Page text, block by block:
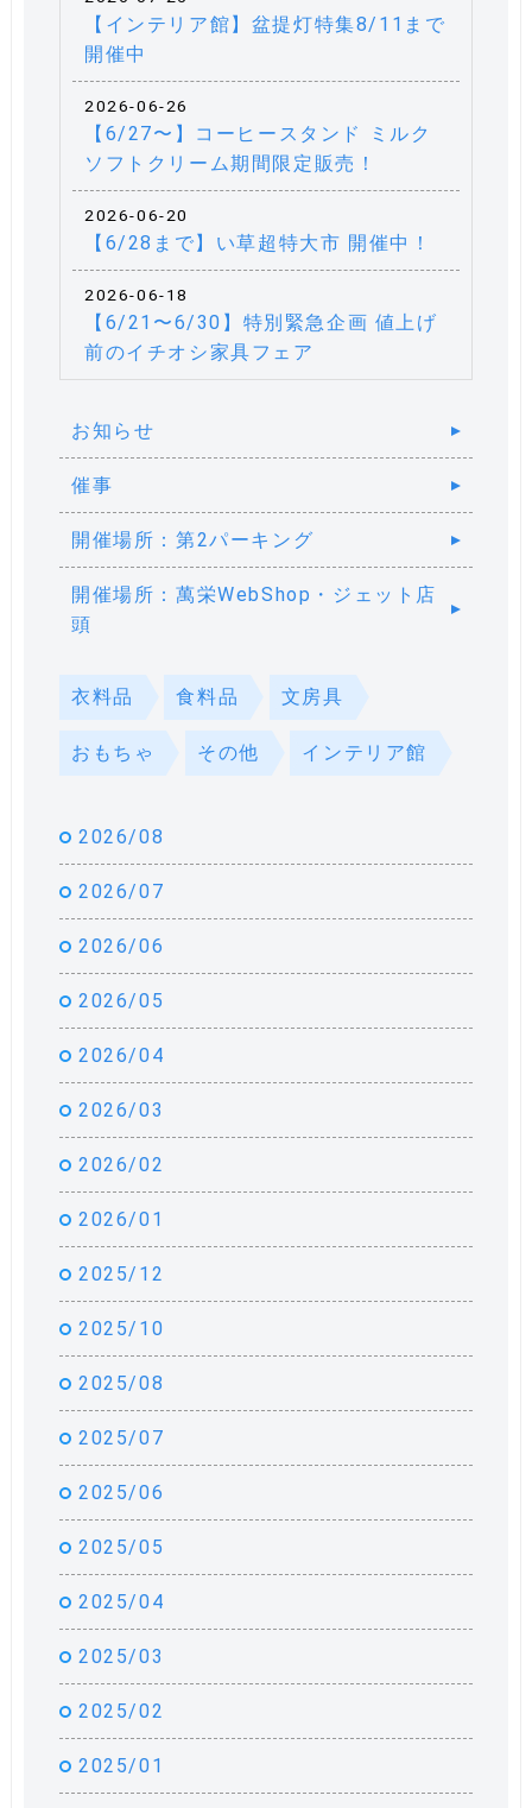
【インテリア館】盆提灯特集8/11まで
開催中
2026-06-26
【6/27〜】コーヒースタンド ミルク
ソフトクリーム期間限定販売！
2026-06-20
【6/28まで】い草超特大市 開催中！
2026-06-18
【6/21〜6/30】特別緊急企画 値上げ
前のイチオシ家具フェア
お知らせ
催事
開催場所：第2パーキング
開催場所：萬栄WebShop・ジェット店
頭
衣料品 食料品 文房具
おもちゃ その他 インテリア館
2026/08
2026/07
2026/06
2026/05
2026/04
2026/03
2026/02
2026/01
2025/12
2025/10
2025/08
2025/07
2025/06
2025/05
2025/04
2025/03
2025/02
2025/01